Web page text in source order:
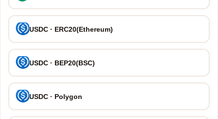
USDC · ERC20(Ethereum)
USDC · BEP20(BSC)
USDC · Polygon